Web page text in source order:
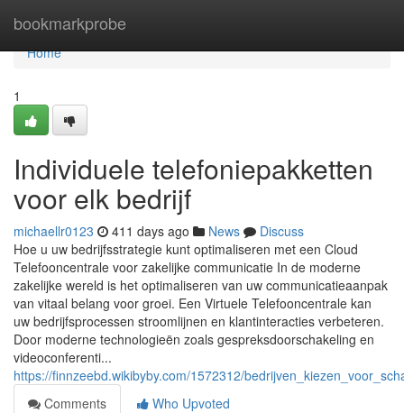
bookmarkprobe
Home
Home
1
Individuele telefoniepakketten
voor elk bedrijf
michaellr0123 411 days ago News
Discuss
Hoe u uw bedrijfsstrategie kunt optimaliseren met een Cloud
Telefooncentrale voor zakelijke communicatie In de moderne
zakelijke wereld is het optimaliseren van uw communicatieaanpak
van vitaal belang voor groei. Een Virtuele Telefooncentrale kan
uw bedrijfsprocessen stroomlijnen en klantinteracties verbeteren.
Door moderne technologieën zoals gespreksdoorschakeling en
videoconferenti...
https://finnzeebd.wikibyby.com/1572312/
Comments
Who Upvoted